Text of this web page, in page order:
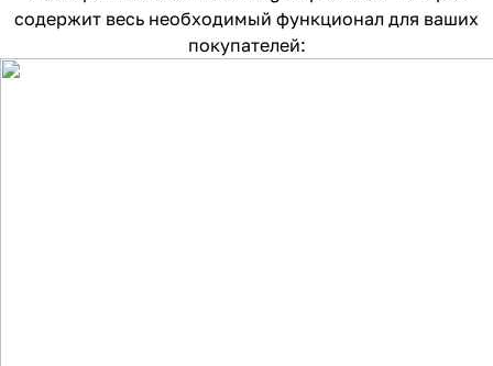
содержит весь необходимый функционал для ваших
покупателей: